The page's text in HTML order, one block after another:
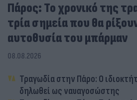
Πάρος: Το χρονικό της
τρία σημεία που θα
αυτοθυσία του μπάρμαν
08.08.2026
Τραγωδία στην Πάρο: Ο
δηλωθεί ως ναυαγοσώστης